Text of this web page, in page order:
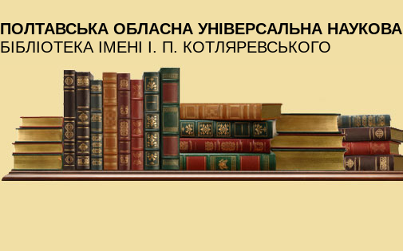
ПОЛТАВСЬКА ОБЛАСНА УНІВЕРСАЛЬНА НАУКОВА
БІБЛІОТЕКА ІМЕНІ І. П. КОТЛЯРЕВСЬКОГО